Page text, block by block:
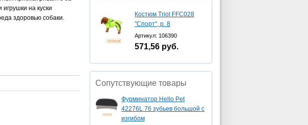
на куски
здоровью собаки.
Костюм Triol FFC028
"Спорт", р. 8
Артикул: 106390
571,56 руб.
Сопутствующие товары
Фурминатор Hello Pet
42276L 76 зубьев большой с
изгибом